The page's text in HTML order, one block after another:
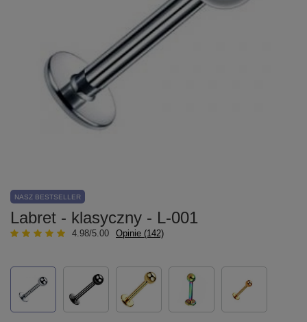
NASZ BESTSELLER
Labret - klasyczny - L-001
4.98/5.00 Opinie (142)